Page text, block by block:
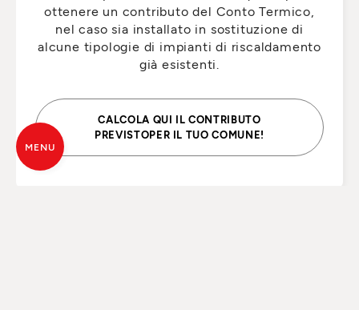
ottenere un contributo del Conto Termico,
nel caso sia installato in sostituzione di
alcune tipologie di impianti di riscaldamento
già esistenti.
CALCOLA QUI IL CONTRIBUTO
PREVISTOPER IL TUO COMUNE!
MENU